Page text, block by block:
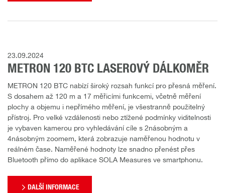
23.09.2024
METRON 120 BTC LASEROVÝ DÁLKOMĚR
METRON 120 BTC nabízí široký rozsah funkcí pro přesná měření.
S dosahem až 120 m a 17 měřicími funkcemi, včetně měření
plochy a objemu i nepřímého měření, je všestranně použitelný
přístroj. Pro velké vzdálenosti nebo ztížené podmínky viditelnosti
je vybaven kamerou pro vyhledávání cíle s 2násobným a
4násobným zoomem, která zobrazuje naměřenou hodnotu v
reálném čase. Naměřené hodnoty lze snadno přenést přes
Bluetooth přímo do aplikace SOLA Measures ve smartphonu.
DALŠÍ INFORMACE